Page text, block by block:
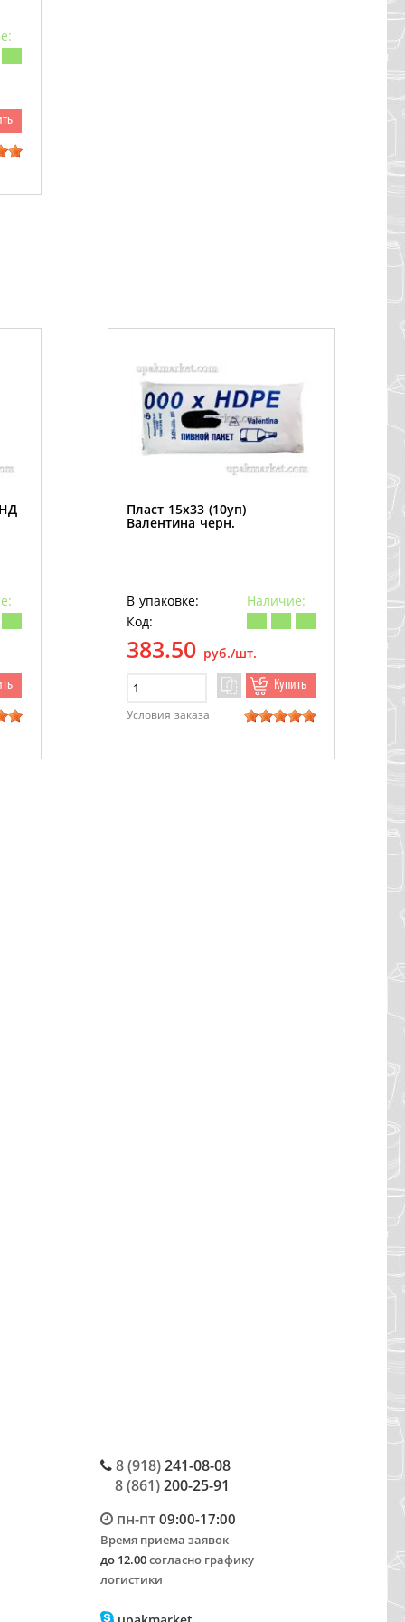
Пласт 15х33 (10уп)
Валентина черн.
В упаковке:
Наличие:
Код:
383.50 руб./шт.
Купить
Условия заказа
8 (918)241-08-08
8 (861)200-25-91
пн-пт09:00-17:00
Время приема заявок
до 12.00согласно графику
логистики